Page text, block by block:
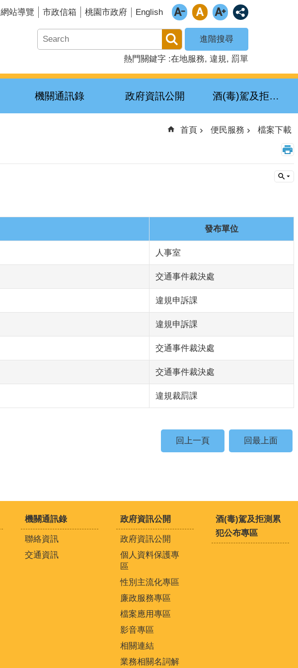
網站導覽 市政信箱 桃園市政府 English
進階搜尋
熱門關鍵字 在地服務 違規 罰單
機關通訊錄 政府資訊公開 酒(毒)駕及拒測累犯公布專區
首頁 便民服務 檔案下載
發布單位
人事室
交通事件裁決處
違規申訴課
違規申訴課
交通事件裁決處
交通事件裁決處
違規裁罰課
回上一頁 回最上面
機關通訊錄
聯絡資訊
交通資訊
政府資訊公開
政府資訊公開
個人資料保護專
區
性別主流化專區
廉政服務專區
檔案應用專區
影音專區
相關連結
業務相關名詞解
酒(毒)駕及拒測累
犯公布專區